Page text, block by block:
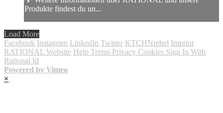
Produkte findest du un...
Load More
Facebook Instagram LinkedIn Twitter KTCHNrebel Imprint
RATIONAL Website Help Terms Privacy Cookies Sign In With
Rational Id
Powered by Vimeo
×